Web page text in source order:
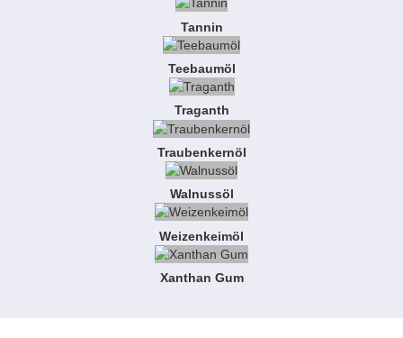
Tannin
Teebaumöl
Traganth
Traubenkernöl
Walnussöl
Weizenkeimöl
Xanthan Gum